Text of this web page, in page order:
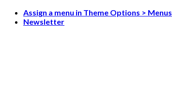
Skip
Assign a menu in Theme Options > Menus
Newsletter